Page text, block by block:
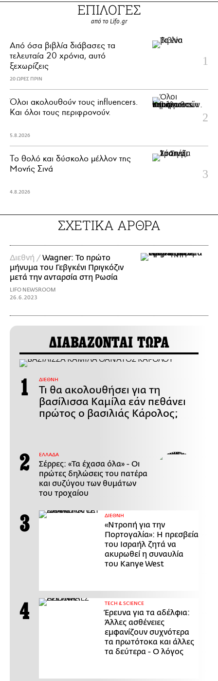
ΕΠΙΛΟΓΕΣ
από το Lifo.gr
Από όσα βιβλία διάβασες τα
τελευταία 20 χρόνια, αυτό
ξεχωρίζεις
20 ΩΡΕΣ ΠΡΙΝ
Όλοι ακολουθούν τους influencers.
Και όλοι τους περιφρονούν.
5.8.2026
Το θολό και δύσκολο μέλλον της
Μονής Σινά
4.8.2026
ΣΧΕΤΙΚΑ ΑΡΘΡΑ
Διεθνή /Wagner: Το πρώτο
μήνυμα του Γεβγκένι Πριγκόζιν
μετά την ανταρσία στη Ρωσία
LIFO NEWSROOM
26.6.2023
ΔΙΑΒΑΖΟΝΤΑΙ ΤΩΡΑ
ΔΙΕΘΝΗ
Τι θα ακολουθήσει για τη
βασίλισσα Καμίλα εάν πεθάνει
πρώτος ο βασιλιάς Κάρολος;
ΕΛΛΑΔΑ
Σέρρες: «Τα έχασα όλα» - Οι
πρώτες δηλώσεις του πατέρα
και συζύγου των θυμάτων
του τροχαίου
ΔΙΕΘΝΗ
«Ντροπή για την
Πορτογαλία»: Η πρεσβεία
του Ισραήλ ζητά να
ακυρωθεί η συναυλία
του Kanye West
ΤECH & SCIENCE
Έρευνα για τα αδέλφια:
Άλλες ασθένειες
εμφανίζουν συχνότερα
τα πρωτότοκα και άλλες
τα δεύτερα - Ο λόγος